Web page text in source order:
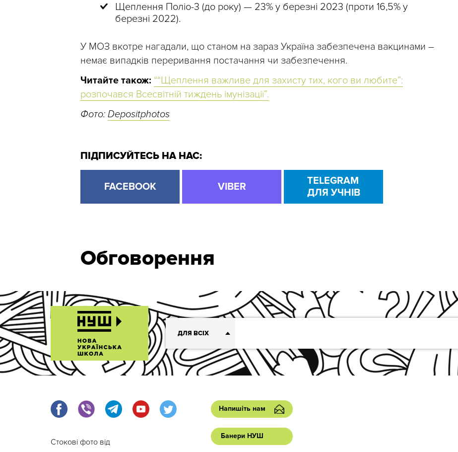
Щеплення Поліо-3 (до року) — 23% у березні 2023 (проти 16,5% у
березні 2022).
У МОЗ вкотре нагадали, що станом на зараз Україна забезпечена вакцинами –
немає випадків переривання постачання чи забезпечення.
Читайте також: ““Щеплення важливе для захисту тих, кого ви любите”:
розпочався Всесвітній тиждень імунізації”.
Фото: Depositphotos
ПІДПИСУЙТЕСЬ НА НАС:
FACEBOOK VIBER
TELEGRAM
ДЛЯ УЧНІВ
Обговорення
ДЛЯ ВСІХ
Стокові фото від
Напишіть нам
Банери НУШ